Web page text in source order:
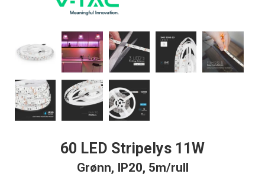
60 LED Stripelys 11W
Grønn, IP20, 5m/rull